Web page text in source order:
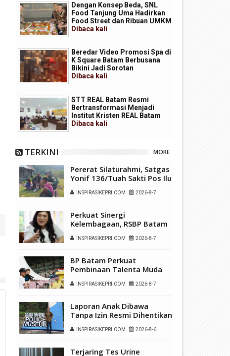
Dengan Konsep Beda, SNL
Food Tanjung Uma Hadirkan
Food Street dan Ribuan UMKM
Dibaca kali
Beredar Video Promosi Spa di
K Square Batam Berbusana
Bikini Jadi Sorotan
Dibaca kali
STT REAL Batam Resmi
Bertransformasi Menjadi
Institut Kristen REAL Batam
Dibaca kali
TERKINI MORE
Pererat Silaturahmi, Satgas
Yonif 136/Tuah Sakti Pos Ilu
Kampung Alukme
INSPIRASIKEPRI.COM 2026-8-7
Perkuat Sinergi
Kelembagaan, RSBP Batam
Pelayanan dan
INSPIRASIKEPRI.COM 2026-8-7
BP Batam Perkuat
Pembinaan Talenta Muda
International Grassroot
INSPIRASIKEPRI.COM 2026-8-7
Laporan Anak Dibawa
Tanpa Izin Resmi Dihentikan
Sengketa Hak Asuh
INSPIRASIKEPRI.COM 2026-8-6
Terjaring Tes Urine